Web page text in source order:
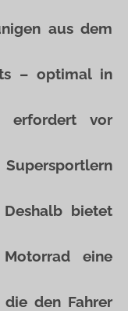
aus dem
– optimal in
erfordert vor
Deshalb bietet
eine
die den Fahrer